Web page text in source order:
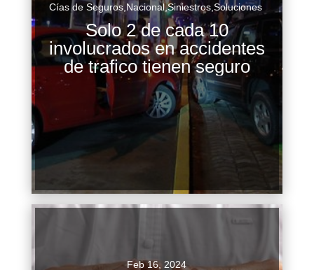
Cías de Seguros, Nacional,Siniestros ,Soluciones
Solo 2 de cada 10
involucrados en accidentes
de trafico tienen seguro
El agente de seguros, Vicente Campos, explicó
que una de las razones por las cuales las
personas no adquieren un seguro es porque se
ha arraigado la creencia de que son...
Feb 16, 2024